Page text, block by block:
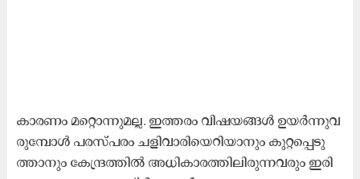
കാ​ര​ണം മ​റ്റൊ​ന്നു​മ​ല്ല. ഇ​ത്ത​രം വി​ഷ​യ​ങ്ങ​ൾ ഉ​യ​ർ​ന്നു​വ​
രു​േ​മ്പാ​ൾ പ​ര​സ്​​പ​രം ചളി​വാ​രി​യെ​റി​യാ​നും കു​റ്റ​പ്പെ​ടു​
ത്താ​നും കേ​ന്ദ്ര​ത്തി​ൽ അ​ധി​കാ​ര​ത്തി​ലി​രു​ന്ന​വ​രും ഇ​രി​